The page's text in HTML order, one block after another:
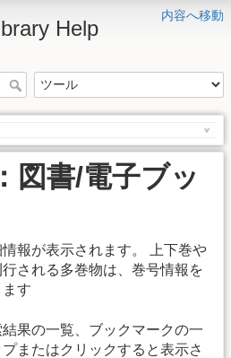
内容へ移動
Help
図書/電子ブッ
報が表示されます。 上下巻や
される多巻物は、巻号情報を
す
果の一覧、ブックマークの一
またはクリックすると表示さ